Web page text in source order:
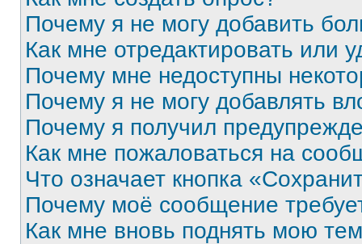
Почему я не могу добавить
Как мне отредактировать или
Почему мне недоступны
Почему я не могу добавлять
Почему я получил
Как мне пожаловаться на
Что означает кнопка
Почему моё сообщение
Как мне вновь поднять мою